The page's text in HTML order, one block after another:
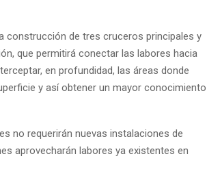
construcción de tres cruceros principales y
que permitirá conectar las labores hacia
en profundidad, las áreas donde
y así obtener un mayor conocimiento
no requerirán nuevas instalaciones de
aprovecharán labores ya existentes en